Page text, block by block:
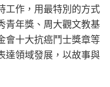
工作，用最特別的方式
青年獎、周大觀文教基
會十大抗癌鬥士獎章等
達領域發展，以故事與